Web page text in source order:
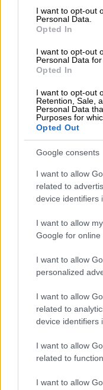
consent section.
I want to opt-out
Personal Data.
Opted In
I want to opt-out
Personal Data
Opted In
I want to opt-out
Retention, Sale,
Personal Data
Purposes for
Opted Out
Google consents
I want to allow
related to
device identifiers
I want to allow
Google for online
I want to allow
personalized
I want to allow
related to
device identifiers
I want to allow
related to
I want to allow
Η ηθοποιός
Λίζα Μαρί
Ντάνι Κίου
το μοναχοπαίδι
τον Ιανουάριο
καρδιακή
Σύμφωνα με το
άφησε έγινε η
αγώνα μεταξύ
αμφισβητεί την
σχέσεις τους
σχοινί.
ΟΛΕΣ ΟΙ
Ο «πολύ
Ερντογάν
θητεία -